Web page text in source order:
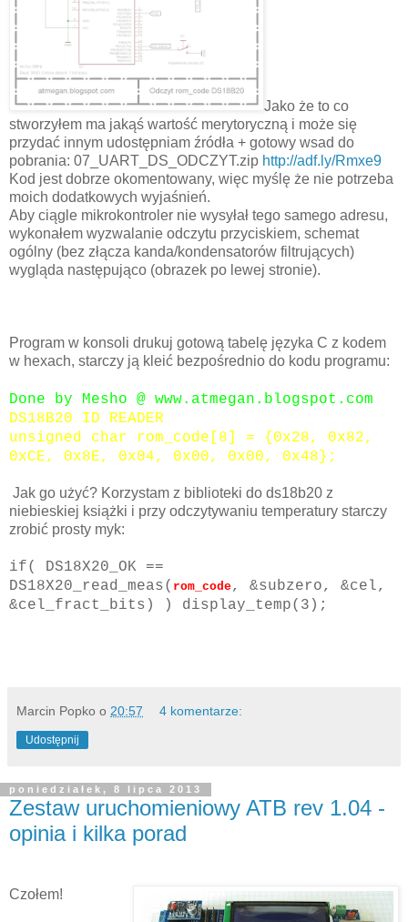
Jako że to co
stworzyłem ma jakąś wartość merytoryczną i może się
przydać innym udostępniam źródła + gotowy wsad do
pobrania: 07_UART_DS_ODCZYT.zip http://adf.ly/Rmxe9
Kod jest dobrze okomentowany, więc myślę że nie potrzeba
moich dodatkowych wyjaśnień.
Aby ciągle mikrokontroler nie wysyłał tego samego adresu,
wykonałem wyzwalanie odczytu przyciskiem, schemat
ogólny (bez złącza kanda/kondensatorów filtrujących)
wygląda następująco (obrazek po lewej stronie).
Program w konsoli drukuj gotową tabelę języka C z kodem
w hexach, starczy ją kleić bezpośrednio do kodu programu:
Done by Mesho @ www.atmegan.blogspot.com
DS18B20 ID READER
unsigned char rom_code[8] = {0x28, 0x82,
0xCE, 0x8E, 0x04, 0x00, 0x00, 0x48};
Jak go użyć? Korzystam z biblioteki do ds18b20 z
niebieskiej książki i przy odczytywaniu temperatury starczy
zrobić prosty myk:
if( DS18X20_OK ==
DS18X20_read_meas( rom_code , &subzero, &cel,
&cel_fract_bits) ) display_temp(3);
Marcin Popko o 20:57 4 komentarze:
Udostępnij
poniedziałek, 8 lipca 2013
Zestaw uruchomieniowy ATB rev 1.04 -
opinia i kilka porad
Czołem!